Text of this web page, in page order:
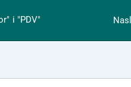
i "PDV"